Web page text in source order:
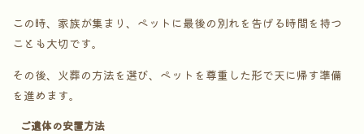
この時、家族が集まり、ペットに最後の別れを告げる時間を持つ
ことも大切です。
その後、火葬の方法を選び、ペットを尊重した形で天に帰す準備
を進めます。
ご遺体の安置方法